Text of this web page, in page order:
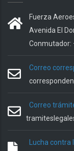
Fuerza
Avenida El
Conmutador:
Correo
Correo
Lucha